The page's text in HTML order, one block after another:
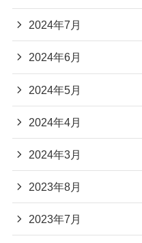
2024年7月
2024年6月
2024年5月
2024年4月
2024年3月
2023年8月
2023年7月